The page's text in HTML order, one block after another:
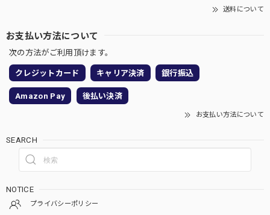
送料について
お支払い方法について
次の方法がご利用頂けます。
クレジットカード キャリア決済 銀行振込
Amazon Pay 後払い決済
お支払い方法について
SEARCH
NOTICE
プライバシーポリシー